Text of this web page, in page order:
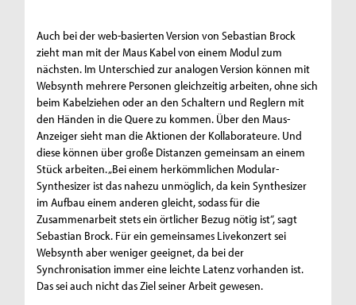
Auch bei der web-basierten Version von Sebastian Brock
zieht man mit der Maus Kabel von einem Modul zum
nächsten. Im Unterschied zur analogen Version können mit
Websynth mehrere Personen gleichzeitig arbeiten, ohne sich
beim Kabelziehen oder an den Schaltern und Reglern mit
den Händen in die Quere zu kommen. Über den Maus-
Anzeiger sieht man die Aktionen der Kollaborateure. Und
diese können über große Distanzen gemeinsam an einem
Stück arbeiten. „Bei einem herkömmlichen Modular-
Synthesizer ist das nahezu unmöglich, da kein Synthesizer
im Aufbau einem anderen gleicht, sodass für die
Zusammenarbeit stets ein örtlicher Bezug nötig ist“, sagt
Sebastian Brock. Für ein gemeinsames Livekonzert sei
Websynth aber weniger geeignet, da bei der
Synchronisation immer eine leichte Latenz vorhanden ist.
Das sei auch nicht das Ziel seiner Arbeit gewesen.